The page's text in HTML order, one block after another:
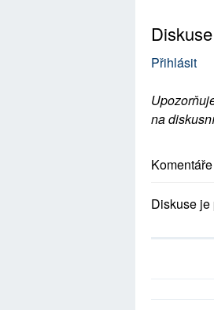
Diskuse
Přihlásit
na
Komentáře
Diskuse je